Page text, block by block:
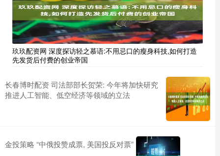
玖玖配资网 深度探访轻之慕语:不用忌口的瘦身科技,如何打造
先发货后付费的创业帝国
长春博时配资 司法部部长贺荣: 今年将加快研究
推进人工智能、低空经济等领域的立法
金投策略 “中俄投赞成票, 美国投反对票”